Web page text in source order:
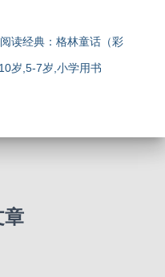
读经典：格林童话（彩
岁,5-7岁,小学用书
章